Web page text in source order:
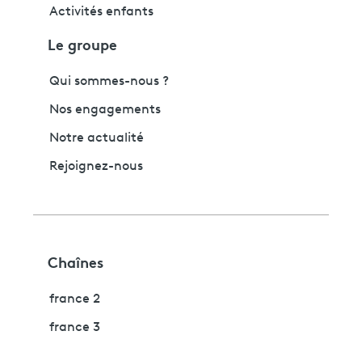
Activités enfants
Le groupe
Qui sommes-nous ?
Nos engagements
Notre actualité
Rejoignez-nous
Chaînes
france 2
france 3